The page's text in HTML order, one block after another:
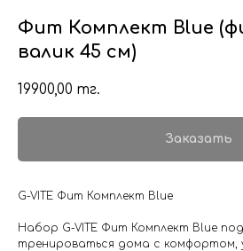
Фит Комплект Blue
валик 45 см)
19900,00 тг.
Заказать
G-VITE Фит Комплект Blue
Набор G-VITE Фит Комплект Blue
тренироваться дома с комфортом,